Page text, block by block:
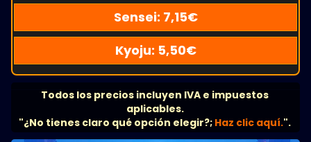
Sensei: 7,15€
Kyoju: 5,50€
Todos los precios incluyen IVA e impuestos
aplicables.
"¿No tienes claro qué opción elegir?; Haz clic aquí.".